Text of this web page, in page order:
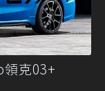
領克03+